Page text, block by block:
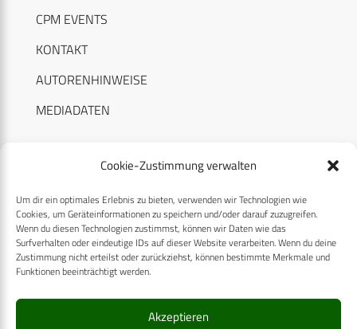
Cookie-Zustimmung verwalten
Um dir ein optimales Erlebnis zu bieten, verwenden wir Technologien wie
Cookies, um Geräteinformationen zu speichern und/oder darauf zuzugreifen.
Wenn du diesen Technologien zustimmst, können wir Daten wie das
Surfverhalten oder eindeutige IDs auf dieser Website verarbeiten. Wenn du deine
Zustimmung nicht erteilst oder zurückziehst, können bestimmte Merkmale und
Funktionen beeinträchtigt werden.
Akzeptieren
CPM EVENTS
KONTAKT
AUTORENHINWEISE
MEDIADATEN
RECHTLICHES
Datenschutzerklärung
Cookie-Richtlinie (EU)